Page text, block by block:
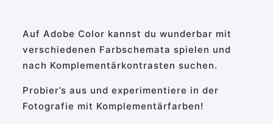
Auf Adobe Color kannst du wunderbar mit
verschiedenen Farbschemata spielen und
nach Komplementärkontrasten suchen.
Probier’s aus und experimentiere in der
Fotografie mit Komplementärfarben!